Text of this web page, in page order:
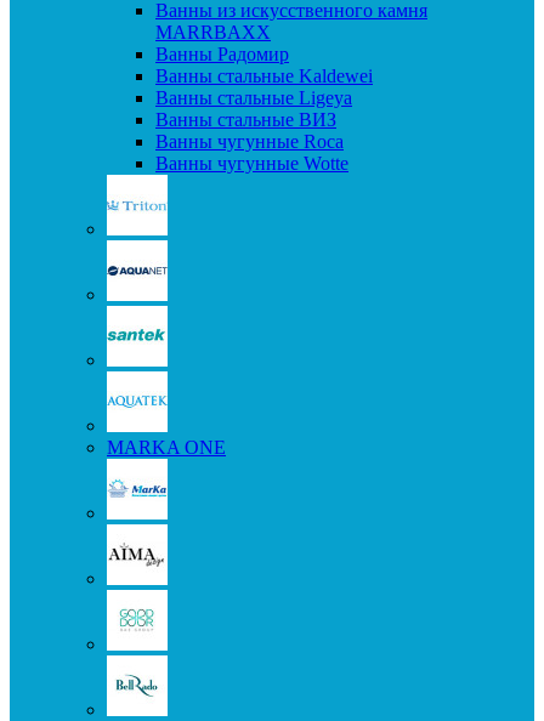
Ванны из искусственного камня
MARRBAXX
Ванны Радомир
Ванны стальные Kaldewei
Ванны стальные Ligeya
Ванны стальные ВИЗ
Ванны чугунные Roca
Ванны чугунные Wotte
MARKA ONE